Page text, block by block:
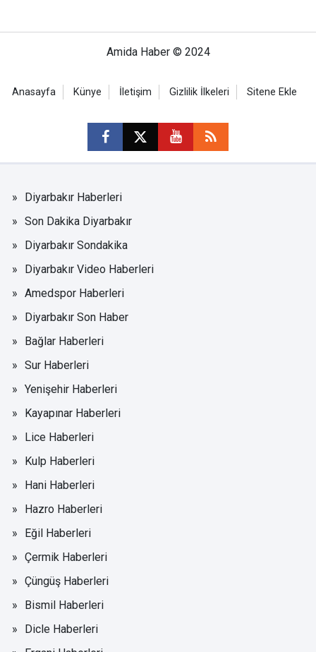
Amida Haber © 2024
Anasayfa Künye İletişim Gizlilik İlkeleri Sitene Ekle
Diyarbakır Haberleri
Son Dakika Diyarbakır
Diyarbakır Sondakika
Diyarbakır Video Haberleri
Amedspor Haberleri
Diyarbakır Son Haber
Bağlar Haberleri
Sur Haberleri
Yenişehir Haberleri
Kayapınar Haberleri
Lice Haberleri
Kulp Haberleri
Hani Haberleri
Hazro Haberleri
Eğil Haberleri
Çermik Haberleri
Çüngüş Haberleri
Bismil Haberleri
Dicle Haberleri